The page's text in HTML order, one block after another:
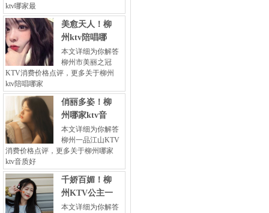
ktv哪家最
美愈天人！柳
州ktv陪唱哪
本文详细为你解答
柳州市美丽之冠
KTV消费价格点评，更多关于柳州
ktv陪唱哪家
俏丽多姿！柳
州哪家ktv音
本文详细为你解答
柳州一品江山KTV
消费价格点评，更多关于柳州哪家
ktv音质好
千娇百媚！柳
州KTV公主一
本文详细为你解答